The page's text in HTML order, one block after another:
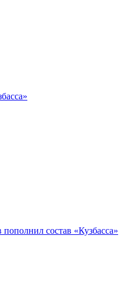
состав «Кузбасса»